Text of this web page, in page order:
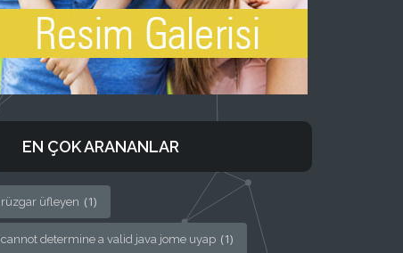
EN ÇOK ARANANLAR
rüzgar üfleyen (1)
cannot determine a valid java jome uyap (1)